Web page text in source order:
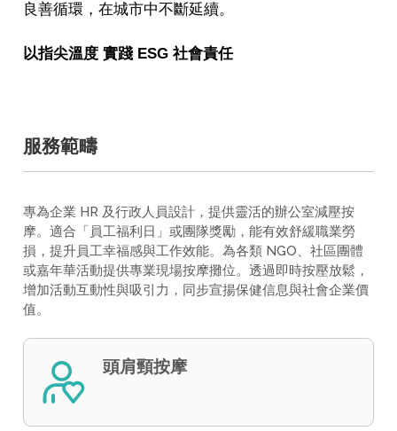
良善循環，在城市中不斷延續。
以指尖溫度 實踐 ESG 社會責任
服務範疇
專為企業 HR 及行政人員設計，提供靈活的辦公室減壓按
摩。適合「員工福利日」或團隊獎勵，能有效舒緩職業勞
損，提升員工幸福感與工作效能。為各類 NGO、社區團體
或嘉年華活動提供專業現場按摩攤位。透過即時按壓放鬆，
增加活動互動性與吸引力，同步宣揚保健信息與社會企業價
值。
頭肩頸按摩